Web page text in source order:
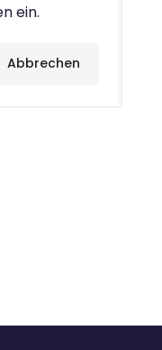
ein.
Abbrechen